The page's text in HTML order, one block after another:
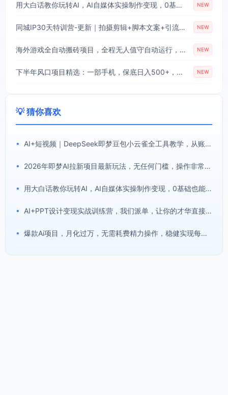
用大白话教你玩转AI，AI自媒体实操制作变现，0基础也能上手，从内容到变现 NEW
同城IP30天特训营-更新｜拍摄剪辑+脚本文案+引流成交，打爆本地流量提升门店业绩实操教学 NEW
海外游戏全自动搬砖项目，全程无人值守自动运行，不用熬夜盯盘，轻松实现日入1k【揭秘】 NEW
下半年风口项目精选：一部手机，保底日入500+，做就有收益，长期稳定！【揭秘】 NEW
💡 猜你喜欢
• AI+短视频｜DeepSeek即梦豆包小云雀全工具教学，从账号定位到剪映剪辑，零基础也能快速上手做爆款
• 2026年即梦AI拉新项目最新玩法，无任何门槛，操作非常简单，人人都可做，拉新佣金最高13米每单(更新08月07日)
• 用大白话教你玩转AI，AI自媒体实操制作变现，0基础也能上手，从内容到变现
• AI+PPT设计变现实战训练营，我们派单，让你的才华直接变现，三大核心模块带你构建Al设计x派单变现的完整闭环
• 爆款Ai项目，月化过万，无需耗费精力操作，稳健实现每月增收